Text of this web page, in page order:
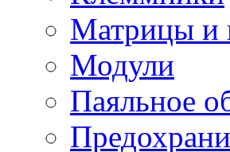
Матрицы и
Модули
Паяльное